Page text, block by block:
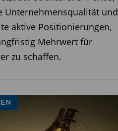
Unternehmensqualität und
aktive Positionierungen,
Mehrwert für
zu schaffen.